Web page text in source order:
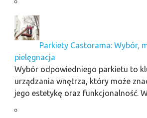
Parkiety Castorama: Wybór,
pielęgnacja
Wybór odpowiedniego parkietu to
urządzania wnętrza, który może
jego estetykę oraz funkcjonalność.